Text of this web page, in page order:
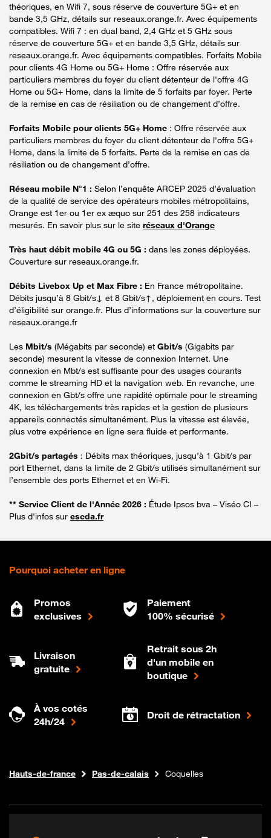
théoriques, en Wifi 7, sous réserve de couverture 5G+ et en
bande 3,5 GHz, détails sur reseaux.orange.fr. Avec équipements
compatibles. Wifi 7 : en dual band, 2,4 GHz et 5 GHz sous
réserve de couverture 5G+ et en bande 3,5 GHz, détails sur
reseaux.orange.fr. Avec équipements compatibles. Forfaits Mobile
pour clients 4G Home ou 5G+ Home : Offre réservée aux
particuliers membres du foyer du client détenteur de l'offre 4G
Home ou 5G+ Home, dans la limite de 5 forfaits par foyer. Perte
de la remise en cas de résiliation ou de changement d’offre.
Forfaits Mobile pour clients 5G+ Home : Offre réservée aux
particuliers membres du foyer du client détenteur de l'offre 5G+
Home, dans la limite de 5 forfaits. Perte de la remise en cas de
résiliation ou de changement d’offre.
Réseau mobile N°1 : Selon l’enquête ARCEP 2025 d’évaluation
de la qualité de service des opérateurs mobiles métropolitains,
Orange est 1er ou 1er ex æquo sur 251 des 258 indicateurs
mesurés. En savoir plus sur le site réseaux d'Orange
Très haut débit mobile 4G ou 5G : dans les zones déployées.
Couverture sur reseaux.orange.fr.
Débits Livebox Up et Max Fibre : En France métropolitaine.
Débits jusqu’à 8 Gbit/s↓ et 8 Gbit/s↑, déploiement en cours. Test
d’éligibilité sur orange.fr. Plus d’informations sur la couverture sur
reseaux.orange.fr
Les Mbit/s (Mégabits par seconde) et Gbit/s (Gigabits par
seconde) mesurent la vitesse de connexion Internet. Une
connexion en Mbt/s est suffisante pour des usages courants
comme le streaming HD et la navigation web. En revanche, une
connexion en Gbt/s offre une rapidité optimale pour le streaming
4K, les téléchargements très rapides et la gestion de plusieurs
appareils connectés simultanément. Plus la vitesse est élevée,
plus votre expérience en ligne sera fluide et performante.
2Gbit/s partagés : Débits max théoriques, jusqu’à 1 Gbit/s par
port Ethernet, dans la limite de 2 Gbit/s utilisés simultanément sur
l’ensemble des ports Ethernet et en Wi-Fi.
** Service Client de l'Année 2026 : Étude Ipsos bva – Viséo CI –
Plus d'infos sur escda.fr
Pourquoi acheter en ligne
Promos
exclusives
Paiement
100% sécurisé
Livraison
gratuite
Retrait sous 2h
d'un mobile en
boutique
À vos cotés
24h/24
Droit de rétractation
Boutique Orange
Internet fibre
Hauts-de-france Pas-de-calais Coquelles